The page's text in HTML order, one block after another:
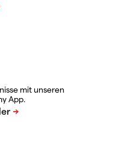
mit unseren
App.